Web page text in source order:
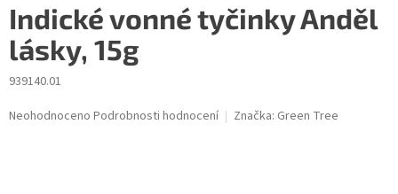
Indické vonné tyčinky Anděl
lásky, 15g
939140.01
Průměrné
Neohodnoceno Podrobnosti hodnocení Značka: Green Tree